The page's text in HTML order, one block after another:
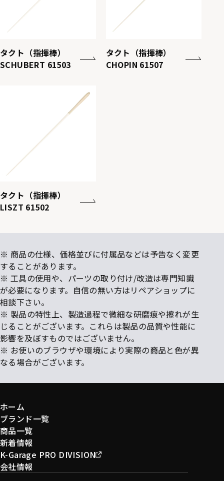
タクト（指揮棒）
SCHUBERT 61503
タクト（指揮棒）
CHOPIN 61507
タクト（指揮棒）
LISZT 61502
※ 商品の仕様、価格並びに付属品などは予告なく変更
することがあります。
※ 工具の使用や、パーツの取り付け/改造は専門知識
が必要になります。自信の無い方はリペアショップに
相談下さい。
※ 製品の特性上、製造過程で微細な研磨痕や擦れが生
じることがございます。これらは製品の品質や性能に
影響を及ぼすものではございません。
※ お使いのブラウザや環境により実際の商品と色が異
なる場合がございます。
ホーム
ブランド一覧
商品一覧
新着情報
K-Garage PRO DIVISION
会社情報